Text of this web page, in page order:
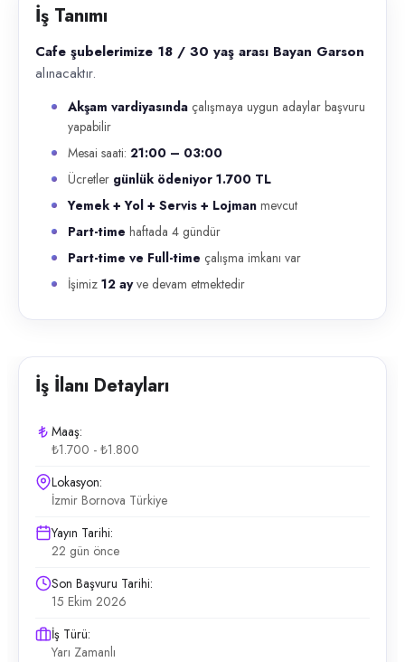
İş Tanımı
Cafe şubelerimize 18 / 30 yaş arası Bayan Garson
alınacaktır.
Akşam vardiyasında çalışmaya uygun adaylar başvuru
yapabilir
Mesai saati: 21:00 – 03:00
Ücretler günlük ödeniyor 1.700 TL
Yemek + Yol + Servis + Lojman mevcut
Part-time haftada 4 gündür
Part-time ve Full-time çalışma imkanı var
İşimiz 12 ayve devam etmektedir
İş İlanı Detayları
Maaş:
₺1.700 - ₺1.800
Lokasyon:
İzmir Bornova Türkiye
Yayın Tarihi:
22 gün önce
Son Başvuru Tarihi:
15 Ekim 2026
İş Türü:
Yarı Zamanlı